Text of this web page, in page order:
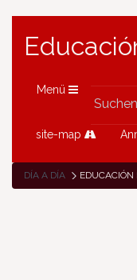
Menü
site-map
DÍA A DÍA EDUCACIÓN PLANTEA ESTABILIZAR LOS CONTRATOS DE